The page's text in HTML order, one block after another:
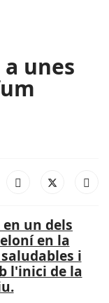
unes
un dels
en la
i
l'inici de la